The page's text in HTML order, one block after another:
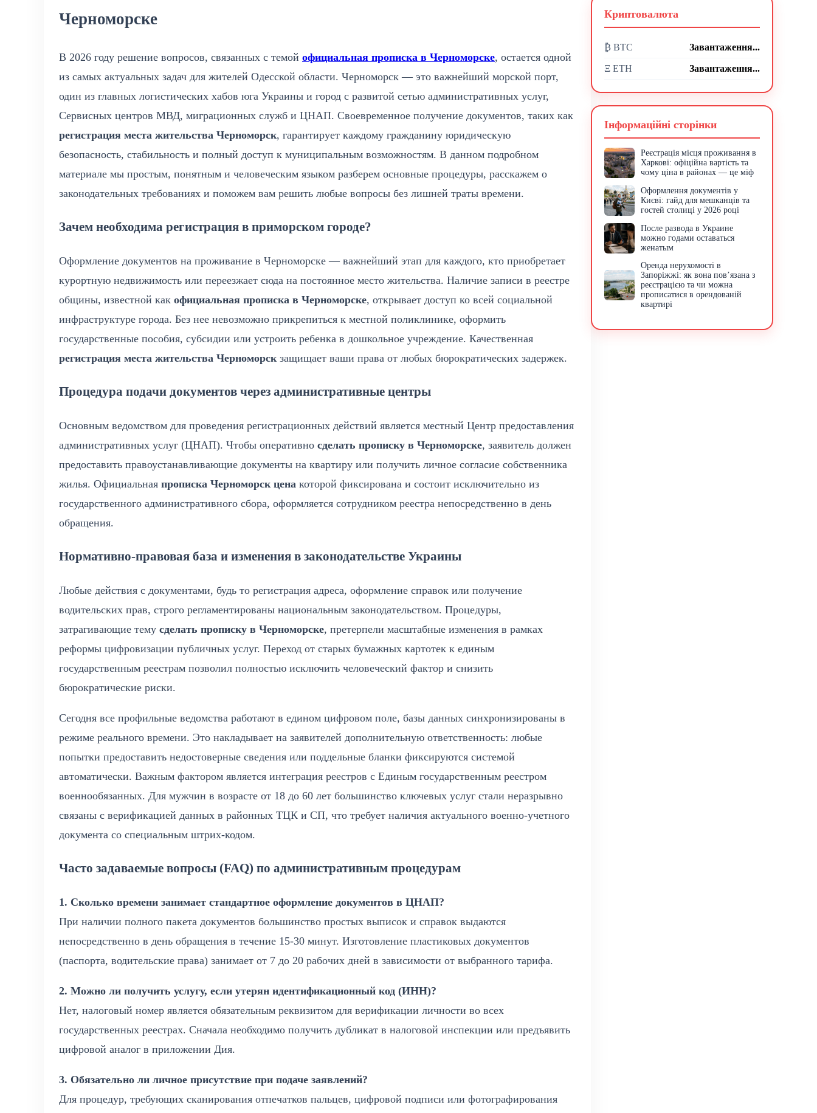
Черноморске
В 2026 году решение вопросов, связанных с темой официальная прописка в Черноморске, остается одной
из самых актуальных задач для жителей Одесской области. Черноморск — это важнейший морской порт,
один из главных логистических хабов юга Украины и город с развитой сетью административных услуг,
Сервисных центров МВД, миграционных служб и ЦНАП. Своевременное получение документов, таких как
регистрация места жительства Черноморск, гарантирует каждому гражданину юридическую
безопасность, стабильность и полный доступ к муниципальным возможностям. В данном подробном
материале мы простым, понятным и человеческим языком разберем основные процедуры, расскажем о
законодательных требованиях и поможем вам решить любые вопросы без лишней траты времени.
Зачем необходима регистрация в приморском городе?
Оформление документов на проживание в Черноморске — важнейший этап для каждого, кто приобретает
курортную недвижимость или переезжает сюда на постоянное место жительства. Наличие записи в реестре
общины, известной как официальная прописка в Черноморске, открывает доступ ко всей социальной
инфраструктуре города. Без нее невозможно прикрепиться к местной поликлинике, оформить
государственные пособия, субсидии или устроить ребенка в дошкольное учреждение. Качественная
регистрация места жительства Черноморск защищает ваши права от любых бюрократических задержек.
Процедура подачи документов через административные центры
Основным ведомством для проведения регистрационных действий является местный Центр предоставления
административных услуг (ЦНАП). Чтобы оперативно сделать прописку в Черноморске, заявитель должен
предоставить правоустанавливающие документы на квартиру или получить личное согласие собственника
жилья. Официальная прописка Черноморск цена которой фиксирована и состоит исключительно из
государственного административного сбора, оформляется сотрудником реестра непосредственно в день
обращения.
Нормативно-правовая база и изменения в законодательстве Украины
Любые действия с документами, будь то регистрация адреса, оформление справок или получение
водительских прав, строго регламентированы национальным законодательством. Процедуры,
затрагивающие тему сделать прописку в Черноморске, претерпели масштабные изменения в рамках
реформы цифровизации публичных услуг. Переход от старых бумажных картотек к единым
государственным реестрам позволил полностью исключить человеческий фактор и снизить
бюрократические риски.
Сегодня все профильные ведомства работают в едином цифровом поле, базы данных синхронизированы в
режиме реального времени. Это накладывает на заявителей дополнительную ответственность: любые
попытки предоставить недостоверные сведения или поддельные бланки фиксируются системой
автоматически. Важным фактором является интеграция реестров с Единым государственным реестром
военнообязанных. Для мужчин в возрасте от 18 до 60 лет большинство ключевых услуг стали неразрывно
связаны с верификацией данных в районных ТЦК и СП, что требует наличия актуального военно-учетного
документа со специальным штрих-кодом.
Часто задаваемые вопросы (FAQ) по административным процедурам
1. Сколько времени занимает стандартное оформление документов в ЦНАП?
При наличии полного пакета документов большинство простых выписок и справок выдаются
непосредственно в день обращения в течение 15-30 минут. Изготовление пластиковых документов
(паспорта, водительские права) занимает от 7 до 20 рабочих дней в зависимости от выбранного тарифа.
2. Можно ли получить услугу, если утерян идентификационный код (ИНН)?
Нет, налоговый номер является обязательным реквизитом для верификации личности во всех
государственных реестрах. Сначала необходимо получить дубликат в налоговой инспекции или предъявить
цифровой аналог в приложении Дия.
3. Обязательно ли личное присутствие при подаче заявлений?
Для процедур, требующих сканирования отпечатков пальцев, цифровой подписи или фотографирования
Криптовалюта
₿ BTC Завантаження...
Ξ ETH Завантаження...
Інформаційні сторінки
Реєстрація місця проживання в
Харкові: офіційна вартість та
чому ціна в районах — це міф
Оформлення документів у
Києві: гайд для мешканців та
гостей столиці у 2026 році
После развода в Украине
можно годами оставаться
женатым
Оренда нерухомості в
Запоріжжі: як вона пов’язана з
реєстрацією та чи можна
прописатися в орендованій
квартирі